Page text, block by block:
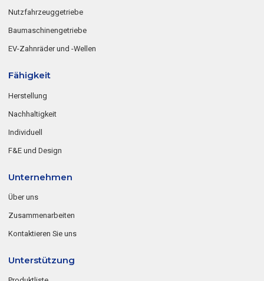
Nutzfahrzeuggetriebe
Baumaschinengetriebe
EV-Zahnräder und -Wellen
Fähigkeit
Herstellung
Nachhaltigkeit
Individuell
F&E und Design
Unternehmen
Über uns
Zusammenarbeiten
Kontaktieren Sie uns
Unterstützung